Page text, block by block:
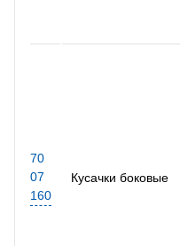
70
07
160
Кусачки боковые